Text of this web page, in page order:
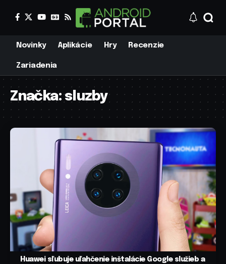
Novinky Aplikácie Hry Recenzie
Zariadenia
Značka:sluzby
Huawei sľubuje uľahčenie inštalácie Google služieb a